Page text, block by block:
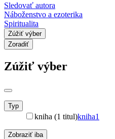
Sledovať autora
Náboženstvo a ezoterika
Spiritualita
Zúžiť výber
Zoradiť
Zúžiť výber
Typ
kniha (1 titul)kniha1
Zobraziť iba